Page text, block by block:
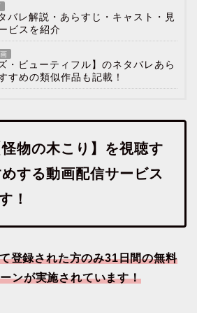
バレ解説・あらすじ・キャスト・見
ビスを紹介
・ビューティフル】のネタバレあら
すめの類似作品も記載！
物の木こり】を視聴す
する動画配信サービス
！
登録された方のみ31日間の無料
ンが実施されています！